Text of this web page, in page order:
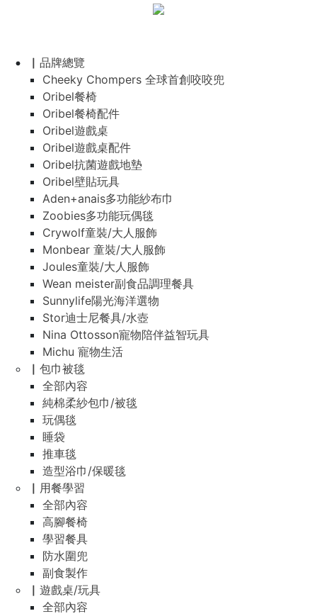
▏品牌總覽
Cheeky Chompers 全球首創咬咬兜
Oribel餐椅
Oribel餐椅配件
Oribel遊戲桌
Oribel遊戲桌配件
Oribel抗菌遊戲地墊
Oribel壁貼玩具
Aden+anais多功能紗布巾
Zoobies多功能玩偶毯
Crywolf童裝/大人服飾
Monbear 童裝/大人服飾
Joules童裝/大人服飾
Wean meister副食品調理餐具
Sunnylife陽光海洋選物
Stor迪士尼餐具/水壺
Nina Ottosson寵物陪伴益智玩具
Michu 寵物生活
▏包巾被毯
全部內容
純棉柔紗包巾/被毯
玩偶毯
睡袋
推車毯
造型浴巾/保暖毯
▏用餐學習
全部內容
高腳餐椅
學習餐具
防水圍兜
副食製作
▏遊戲桌/玩具
全部內容